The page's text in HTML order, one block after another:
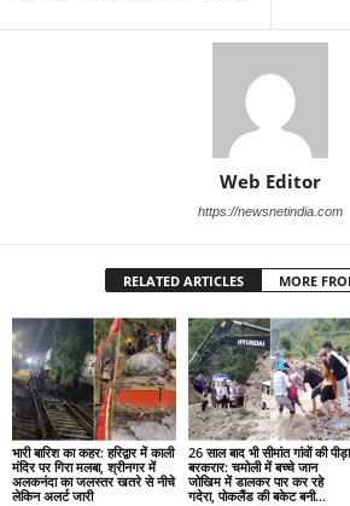
Web Editor
https://newsnetindia.com
RELATED ARTICLES MORE
भारी बारिश का कहर: हरिद्वार में काली
मंदिर पर गिरा मलबा, श्रीनगर में
अलकनंदा का जलस्तर खतरे से नीचे
लेकिन अलर्ट जारी
26 साल बाद भी सीमांत गांवों की पीड़ा
बरकरार: चमोली में बच्चे जान
जोखिम में डालकर पार कर रहे
गदेरा, पोकलैंड की बकेट बनी...